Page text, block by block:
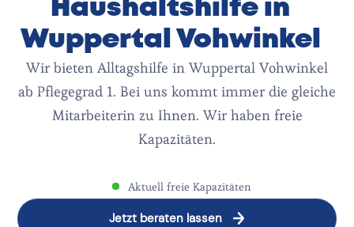
Haushaltshilfe in
Wuppertal Vohwinkel
Wir bieten Alltagshilfe in Wuppertal Vohwinkel
ab Pflegegrad 1. Bei uns kommt immer die gleiche
Mitarbeiterin zu Ihnen. Wir haben freie
Kapazitäten.
Jetzt beraten lassen
Aktuell freie Kapazitäten